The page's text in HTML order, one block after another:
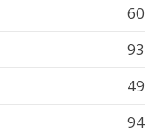
60
93
49
94